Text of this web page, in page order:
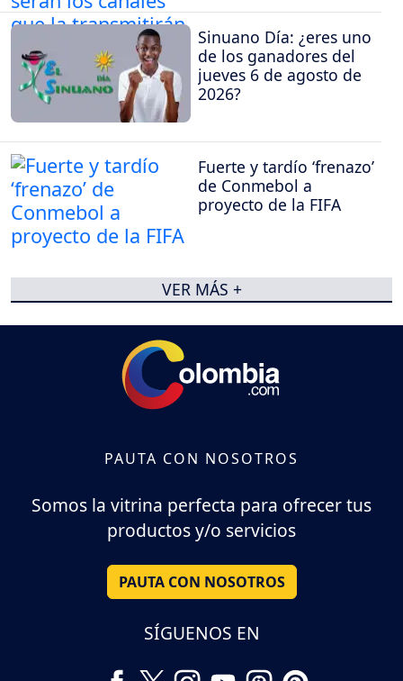
Sinuano Día: ¿eres uno
de los ganadores del
jueves 6 de agosto de
2026?
Fuerte y tardío ‘frenazo’
de Conmebol a
proyecto de la FIFA
VER MÁS +
PAUTA CON NOSOTROS
Somos la vitrina perfecta para ofrecer tus
productos y/o servicios
PAUTA CON NOSOTROS
SÍGUENOS EN